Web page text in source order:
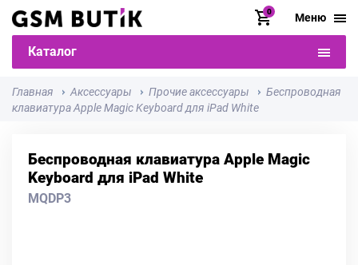
0 Меню
Каталог
Главная Аксессуары Прочие аксессуары
Беспроводная
клавиатура Apple Magic Keyboard для iPad White
Беспроводная клавиатура Apple Magic
Keyboard для iPad White
MQDP3